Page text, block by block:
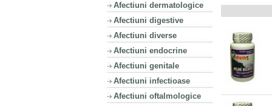
Afectiuni dermatologice
Afectiuni digestive
Afectiuni diverse
Afectiuni endocrine
Afectiuni genitale
Afectiuni infectioase
Afectiuni oftalmologice